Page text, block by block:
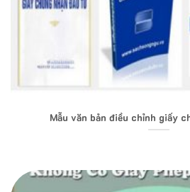
Mẫu văn bản điều chỉnh giấy